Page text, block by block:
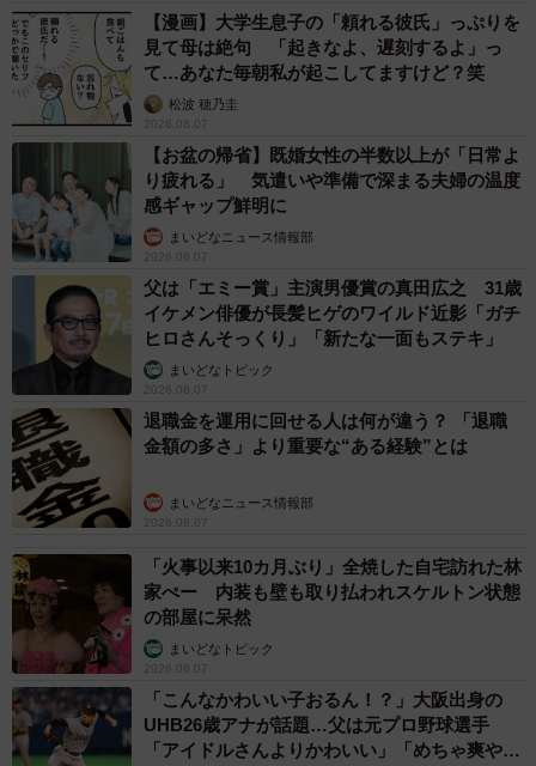
【漫画】大学生息子の「頼れる彼氏」っぷりを
見て母は絶句 「起きなよ、遅刻するよ」っ
て…あなた毎朝私が起こしてますけど？笑
松波 穂乃圭
2026.08.07
【お盆の帰省】既婚女性の半数以上が「日常よ
り疲れる」 気遣いや準備で深まる夫婦の温度
感ギャップ鮮明に
まいどなニュース情報部
2026.08.07
父は「エミー賞」主演男優賞の真田広之 31歳
イケメン俳優が長髪ヒゲのワイルド近影「ガチ
ヒロさんそっくり」「新たな一面もステキ」
まいどなトピック
2026.08.07
退職金を運用に回せる人は何が違う？ 「退職
金額の多さ」より重要な“ある経験”とは
まいどなニュース情報部
2026.08.07
「火事以来10カ月ぶり」全焼した自宅訪れた林
家ぺー 内装も壁も取り払われスケルトン状態
の部屋に呆然
まいどなトピック
2026.08.07
「こんなかわいい子おるん！？」大阪出身の
UHB26歳アナが話題…父は元プロ野球選手
「アイドルさんよりかわいい」「めちゃ爽や